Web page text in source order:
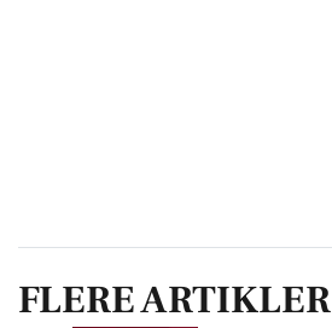
FLERE ARTIKLER